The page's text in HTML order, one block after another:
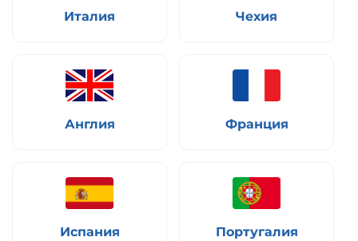
Италия Чехия
Англия Франция
Испания Португалия